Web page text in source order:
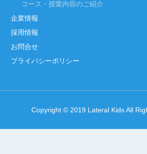
コース・授業内容のご紹介
企業情報
採用情報
お問合せ
プライバシーポリシー
Copyright © 2019 Lateral Kids All